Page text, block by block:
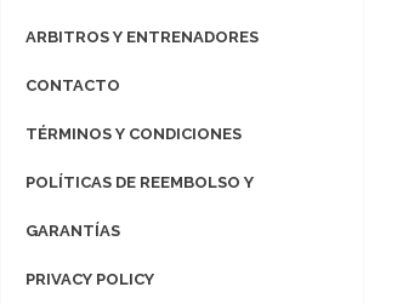
ARBITROS Y ENTRENADORES
CONTACTO
TÉRMINOS Y CONDICIONES
POLÍTICAS DE REEMBOLSO Y
GARANTÍAS
PRIVACY POLICY